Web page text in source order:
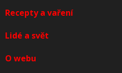
Recepty a vaření
Lidé a svět
O webu